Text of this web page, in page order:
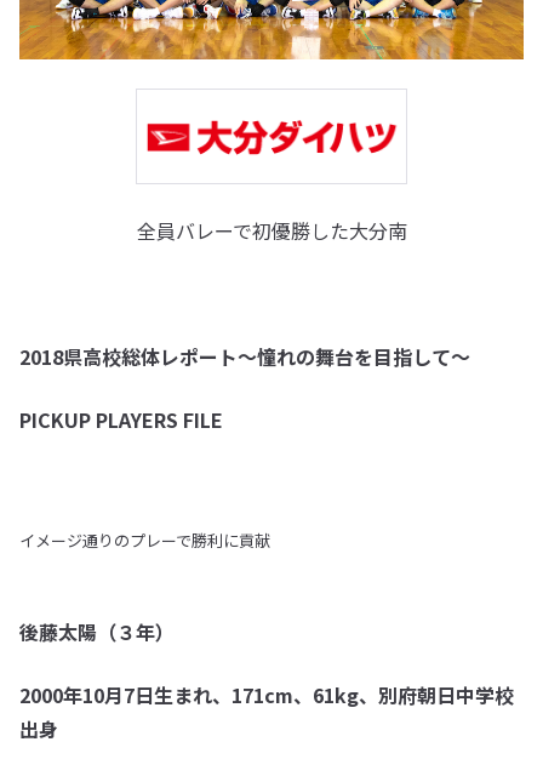
全員バレーで初優勝した大分南
2018県高校総体レポート〜憧れの舞台を目指して〜
PICKUP PLAYERS FILE
イメージ通りのプレーで勝利に貢献
後藤太陽（３年）
2000年10月7日生まれ、171cm、61kg、別府朝日中学校
出身